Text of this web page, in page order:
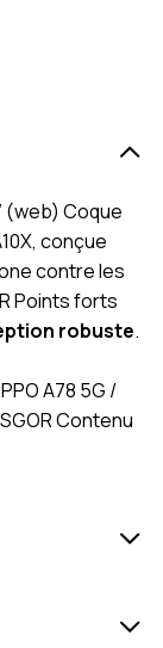
(web) Coque
conçue
contre les
Points forts
robuste.
A78 5G /
Contenu